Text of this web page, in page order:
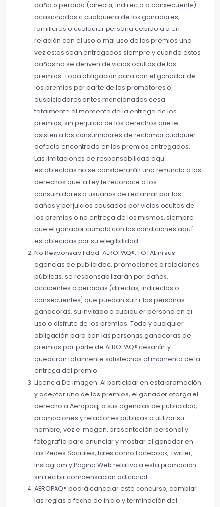
daño o perdida (directa, indirecta o consecuente)
ocasionados a cualquiera de los ganadores,
familiares o cualquier persona debido a o en
relación con el uso o mal uso de los premios una
vez estos sean entregados siempre y cuando estos
daños no se deriven de vicios ocultos de los
premios. Toda obligación para con el ganador de
los premios por parte de los promotores o
auspiciadores antes mencionados cesa
totalmente al momento de la entrega de los
premios, sin perjuicio de los derechos que le
asisten a los consumidores de reclamar cualquier
defecto encontrado en los premios entregados.
Las limitaciones de responsabilidad aquí
establecidas no se considerarán una renuncia a los
derechos que la Ley le reconoce a los
consumidores o usuarios de reclamar por los
daños y perjuicios causados por vicios ocultos de
los premios o no entrega de los mismos, siempre
que el ganador cumpla con las condiciones aquí
establecidas por su elegibilidad.
No Responsabilidad: AEROPAQ®, TOTAL ni sus
agencias de publicidad, promociones o relaciones
públicas, se responsabilizarán por daños,
accidentes o pérdidas (directas, indirectas o
consecuentes) que puedan sufrir las personas
ganadoras, su invitado o cualquier persona en el
uso o disfrute de los premios. Toda y cualquier
obligación para con las personas ganadoras de
premios por parte de AEROPAQ® cesarán y
quedarán totalmente satisfechas al momento de la
entrega del premio.
Licencia De Imagen: Al participar en esta promoción
y aceptar uno de los premios, el ganador otorga el
derecho a Aeropaq, a sus agencias de publicidad,
promociones y relaciones públicas a utilizar su
nombre, voz e imagen, presentación personal y
fotografía para anunciar y mostrar el ganador en
las Redes Sociales, tales como Facebook, Twitter,
Instagram y Página Web relativo a esta promoción
sin recibir compensación adicional.
AEROPAQ® podrá cancelar este concurso, cambiar
las reglas o fecha de inicio y terminación del